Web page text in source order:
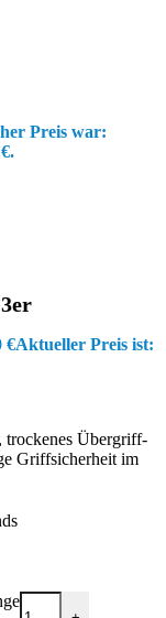
Preis war:
€Aktueller Preis ist:
trockenes Übergriff-
Griffsicherheit im